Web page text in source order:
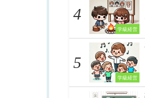
学級経営
学級経営